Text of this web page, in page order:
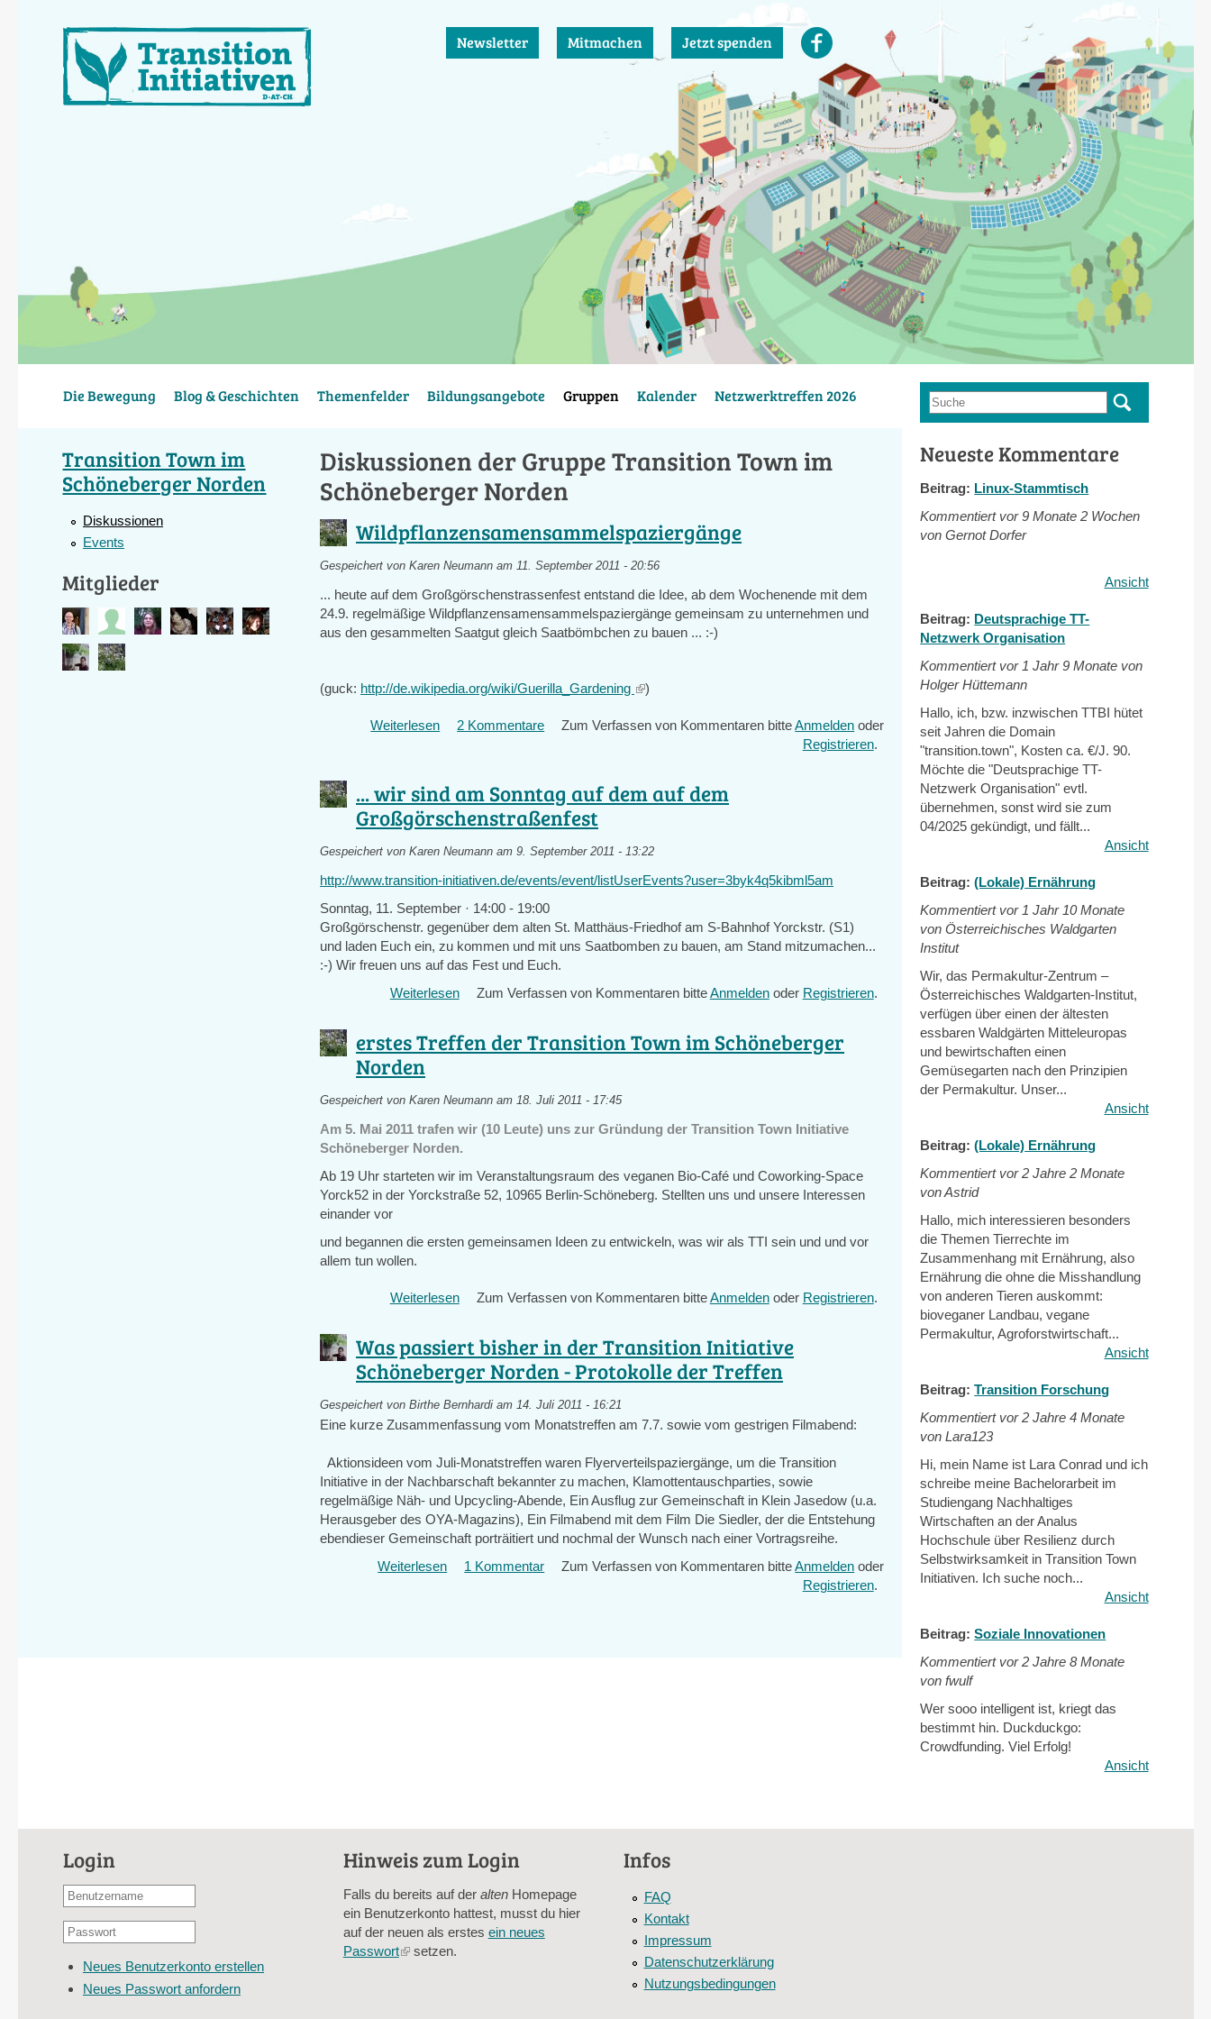
Newsletter Mitmachen Jetzt spenden
Die Bewegung Blog & Geschichten Themenfelder Bildungsangebote Gruppen Kalender Netzwerktreffen 2026
Diskussionen der Gruppe Transition Town im
Schöneberger Norden
Wildpflanzensamensammelspaziergänge
Gespeichert vonKaren Neumann am 11. September 2011 - 20:56
... heute auf dem Großgörschenstrassenfest entstand die Idee, ab dem Wochenende mit dem
24.9. regelmäßige Wildpflanzensamensammelspaziergänge gemeinsam zu unternehmen und
aus den gesammelten Saatgut gleich Saatbömbchen zu bauen ... :-)
(guck: http://de.wikipedia.org/wiki/Guerilla_Gardening (link
external)
)
Weiterlesen über2 Kommentare Zum Verfassen von Kommentaren bitteAnmelden oder
Registrieren.
... wir sind am Sonntag auf dem auf dem
Großgörschenstraßenfest
Gespeichert vonKaren Neumann am 9. September 2011 - 13:22
http://www.transition-initiativen.de/events/event/listUserEvents?user=3byk4q5kibml5am
Sonntag, 11. September · 14:00- 19:00
Großgörschenstr. gegenüber dem alten St. Matthäus-Friedhof am S-Bahnhof Yorckstr. (S1)
und laden Euch ein, zu kommen und mit uns Saatbomben zu bauen, am Stand mitzumachen...
:-) Wir freuen uns auf das Fest und Euch.
Weiterlesenüber
sind
auf
dem
Großgörschenstraßenfest
Zum Verfassen von Kommentaren bitteAnmeldenoder Registrieren.
erstes Treffen der Transition Town im Schöneberger
Norden
Gespeichert vonKaren Neumann am 18. Juli 2011 - 17:45
Am 5. Mai 2011 trafen wir (10 Leute) uns zur Gründung der Transition Town Initiative
Schöneberger Norden.
Ab 19 Uhr starteten wir im Veranstaltungsraum des veganen Bio-Café und Coworking-Space
Yorck52 in der Yorckstraße 52, 10965 Berlin-Schöneberg. Stellten uns und unsere Interessen
einander vor
und begannen die ersten gemeinsamen Ideen zu entwickeln, was wir als TTI sein und und vor
allem tun wollen.
Weiterlesenüber
der
Transition
im
Schöneberger
Zum Verfassen von Kommentaren bitteAnmeldenoder Registrieren.
Was passiert bisher in der Transition Initiative
Schöneberger Norden - Protokolle der Treffen
Gespeichert vonBirthe Bernhardi am 14. Juli 2011 - 16:21
Eine kurze Zusammenfassung vom Monatstreffen am 7.7. sowie vom gestrigen Filmabend:
Aktionsideen vom Juli-Monatstreffen waren Flyerverteilspaziergänge, um die Transition
Initiative in der Nachbarschaft bekannter zu machen, Klamottentauschparties, sowie
regelmäßige Näh- und Upcycling-Abende, Ein Ausflug zur Gemeinschaft in Klein Jasedow (u.a.
Herausgeber des OYA-Magazins), Ein Filmabend mit dem Film Die Siedler, der die Entstehung
ebendieser Gemeinschaft porträitiert und nochmal der Wunsch nach einer Vortragsreihe.
Weiterlesen über1 Kommentar Zum Verfassen von Kommentaren bitteAnmelden oder
Registrieren.
Transition Town im
Schöneberger Norden
Diskussionen
Events
Mitglieder
Suchformular
Suche
Neueste Kommentare
Beitrag: Linux-Stammtisch
Kommentiert vor9 Monate 2 Wochen
von Gernot Dorfer
Ansicht
Beitrag: Deutsprachige TT-
Netzwerk Organisation
Kommentiert vor 1 Jahr 9 Monate von
Holger Hüttemann
Hallo, ich, bzw. inzwischen TTBI hütet
seit Jahren die Domain
"transition.town", Kosten ca. €/J. 90.
Möchte die "Deutsprachige TT-
Netzwerk Organisation" evtl.
übernehmen, sonst wird sie zum
04/2025 gekündigt, und fällt...
Ansicht
Beitrag:(Lokale) Ernährung
Kommentiert vor 1 Jahr 10 Monate
von Österreichisches Waldgarten
Institut
Wir, das Permakultur-Zentrum –
Österreichisches Waldgarten-Institut,
verfügen über einen der ältesten
essbaren Waldgärten Mitteleuropas
und bewirtschaften einen
Gemüsegarten nach den Prinzipien
der Permakultur. Unser...
Ansicht
Beitrag:(Lokale) Ernährung
Kommentiert vor2 Jahre 2 Monate
von Astrid
Hallo, mich interessieren besonders
die Themen Tierrechte im
Zusammenhang mit Ernährung, also
Ernährung die ohne die Misshandlung
von anderen Tieren auskommt:
bioveganer Landbau, vegane
Permakultur, Agroforstwirtschaft...
Ansicht
Beitrag:Transition Forschung
Kommentiert vor2 Jahre 4 Monate
von Lara123
Hi, mein Name ist Lara Conrad und ich
schreibe meine Bachelorarbeit im
Studiengang Nachhaltiges
Wirtschaften an der Analus
Hochschule über Resilienz durch
Selbstwirksamkeit in Transition Town
Initiativen. Ich suche noch...
Ansicht
Beitrag:Soziale Innovationen
Kommentiert vor2 Jahre 8 Monate
von fwulf
Wer sooo intelligent ist, kriegt das
bestimmt hin. Duckduckgo:
Crowdfunding. Viel Erfolg!
Ansicht
Login
Benutzername
E-
Adresse
Passwort
Neues Benutzerkonto erstellen
Neues Passwort anfordern
Hinweis zum Login
Falls du bereits auf der altenHomepage
ein Benutzerkonto hattest, musst du hier
auf der neuen als erstes ein neues
Passwort(linksetzen.
Infos
FAQ
Kontakt
Impressum
Datenschutzerklärung
Nutzungsbedingungen